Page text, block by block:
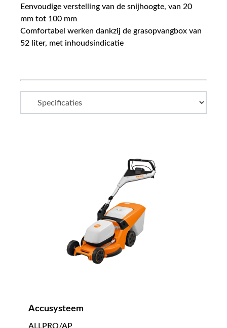
Eenvoudige verstelling van de snijhoogte, van 20
mm tot 100 mm
Comfortabel werken dankzij de grasopvangbox van
52 liter, met inhoudsindicatie
Accusysteem
ALLPRO/AP